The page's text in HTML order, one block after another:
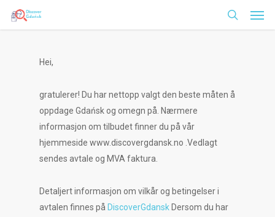
search
Hei,
gratulerer! Du har nettopp valgt den beste måten å
oppdage Gdańsk og omegn på. Nærmere
informasjon om tilbudet finner du på vår
hjemmeside www.discovergdansk.no .Vedlagt
sendes avtale og MVA faktura.
Detaljert informasjon om vilkår og betingelser i
avtalen finnes på DiscoverGdansk Dersom du har